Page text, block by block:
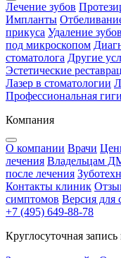
Лечение зубов
Импланты
прикуса Удаление зубов
под микроскопом
стоматолога Другие
Эстетические
Лазер в стоматологии
Профессиональная
Компания
О компании Врачи
лечения Владельцам
после лечения
Контакты клиник
симптомов Версия для
+7 (495) 649-88-78
Круглосуточная